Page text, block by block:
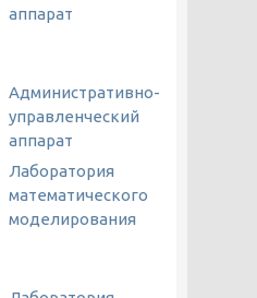
аппарат
Административно-
управленческий
аппарат
Лаборатория
математического
моделирования